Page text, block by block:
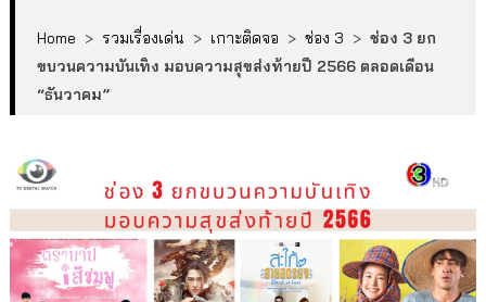
Home > รวมเรื่องเด่น > เกาะติดจอ > ช่อง 3 > ช่อง 3 ยก
ขบวนความบันเทิง มอบความสุขส่งท้ายปี 2566 ตลอดเดือน
“ธันวาคม”